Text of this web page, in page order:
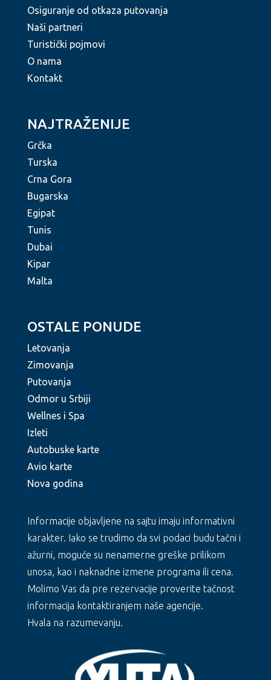
Osiguranje od otkaza putovanja
Naši partneri
Turistički pojmovi
O nama
Kontakt
NAJTRAŽENIJE
Grčka
Turska
Crna Gora
Bugarska
Egipat
Tunis
Dubai
Kipar
Malta
OSTALE PONUDE
Letovanja
Zimovanja
Putovanja
Odmor u Srbiji
Wellnes i Spa
Izleti
Autobuske karte
Avio karte
Nova godina
Informacije objavljene na sajtu imaju informativni
karakter. Iako se trudimo da svi podaci budu tačni i
ažurni, moguće su nenamerne greške prilikom
unosa, kao i naknadne izmene programa ili cena.
Molimo Vas da pre rezervacije proverite tačnost
informacija kontaktiranjem naše agencije.
Hvala na razumevanju.